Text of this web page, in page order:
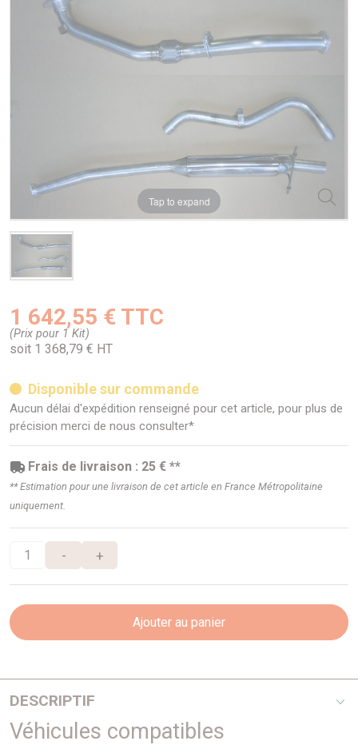
Tap to expand
1 642,55 € TTC
(Prix pour 1 Kit)
soit 1 368,79 € HT
Disponible sur commande
Aucun délai d'expédition renseigné pour cet article, pour plus de
précision merci de nous consulter*
Frais de livraison : 25 € **
** Estimation pour une livraison de cet article en France Métropolitaine
uniquement.
- +
Ajouter au panier
DESCRIPTIF
Spécialiste de l'échappement inox depuis plus de 10
Véhicules compatibles